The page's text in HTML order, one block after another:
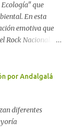
por Javier
democrática
nuclear
mundo. A 10 años
Ecología" que
En esta
emotiva que
Rock Nacional.
canciones del
por Andalgalá
diferentes